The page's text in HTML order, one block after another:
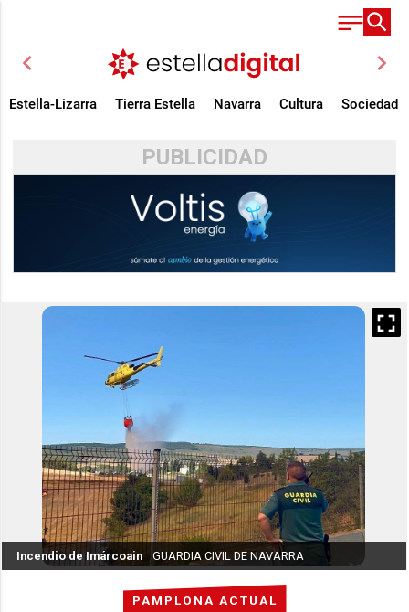
chevron_left chevron_right
Estella-Lizarra Tierra Estella Navarra Cultura Sociedad
PUBLICIDAD
PAMPLONA ACTUAL
Incendio de Imárcoain GUARDIA CIVIL DE NAVARRA